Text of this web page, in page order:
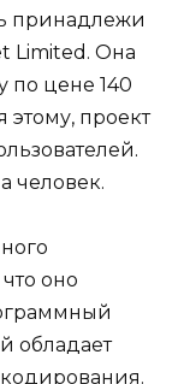
принадлежи
Limited. Она
по цене 140
проект
человек.
оно
обладает